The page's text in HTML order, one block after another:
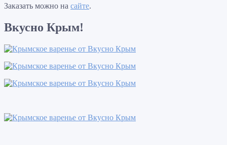
Заказать можно на сайте.
Вкусно Крым!